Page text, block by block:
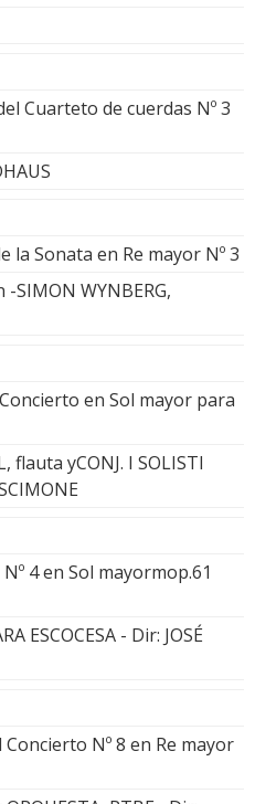
Cuarteto de cuerdas Nº 3
la Sonata en Re mayor Nº 3
-SIMON WYNBERG,
en Sol mayor para
flauta yCONJ. I SOLISTI
4 en Sol mayormop.61
ESCOCESA - Dir: JOSÉ
Nº 8 en Re mayor